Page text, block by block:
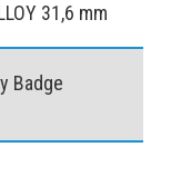
31,6 mm
Badge